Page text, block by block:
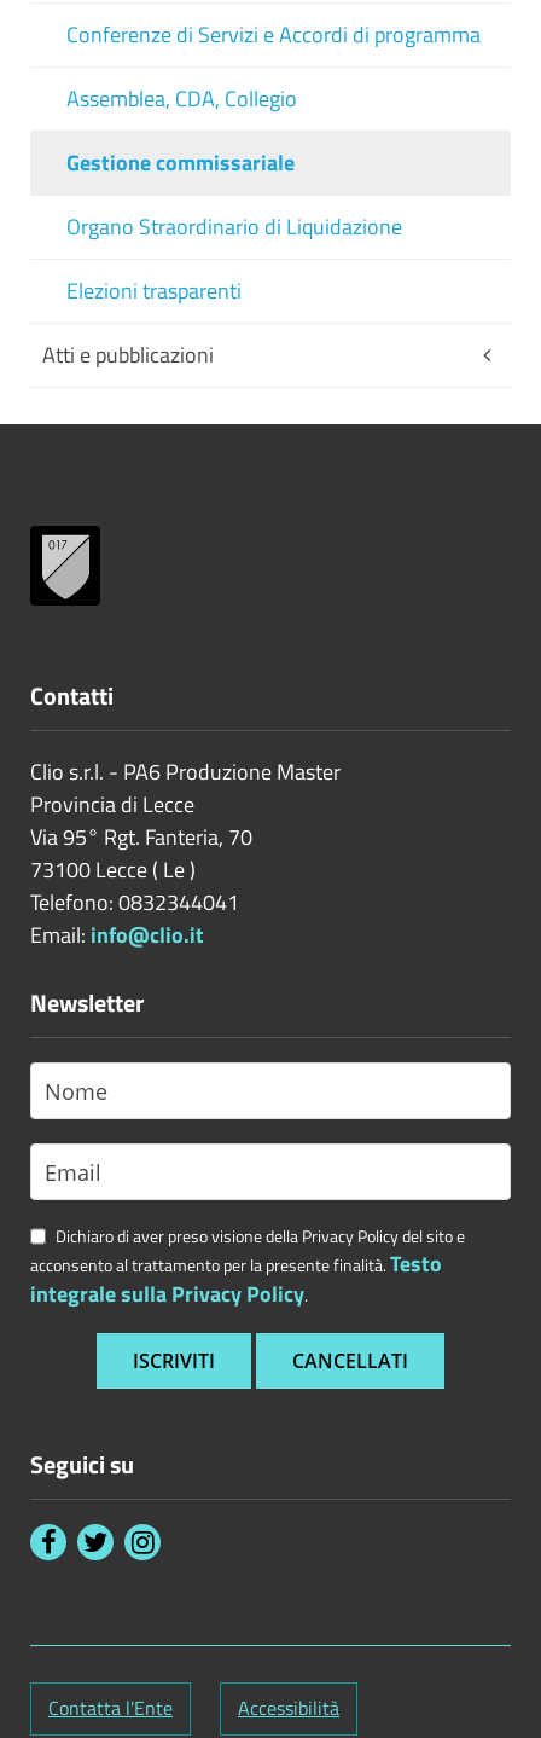
Conferenze di Servizi e Accordi di programma
Assemblea, CDA, Collegio
Gestione commissariale
Organo Straordinario di Liquidazione
Elezioni trasparenti
Atti e pubblicazioni
Contatti
Clio s.r.l. - PA6 Produzione Master
Provincia di Lecce
Via 95° Rgt. Fanteria, 70
73100Lecce( Le)
Telefono: 0832344041
Email: info@clio.it
Newsletter
Dichiaro di aver preso visione della Privacy Policy del sito e
acconsento al trattamento per la presente finalità.Testo
integrale sulla Privacy Policy.
Seguici su
Contatta l'Ente Accessibilità